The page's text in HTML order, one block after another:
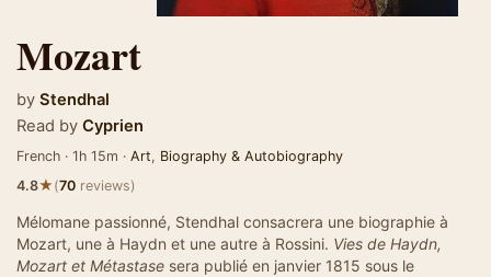
Mozart
by Stendhal
Read by Cyprien
French · 1h 15m · Art, Biography & Autobiography
4.8★(70 reviews)
Mélomane passionné, Stendhal consacrera une biographie à
Mozart, une à Haydn et une autre à Rossini. Vies de Haydn,
Mozart et Métastase sera publié en janvier 1815 sous le